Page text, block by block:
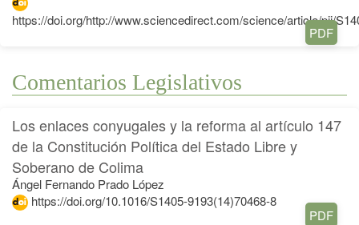
https://doi.org/http://www.sciencedirect.com/science/article/pii/
PDF
Comentarios Legislativos
Los enlaces conyugales y la reforma al artículo 147
de la Constitución Política del Estado Libre y
Soberano de Colima
Ángel Fernando Prado López
https://doi.org/10.1016/S1405-9193(14)70468-8
PDF